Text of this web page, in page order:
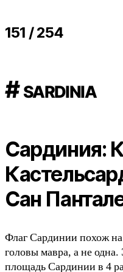
151 / 254
# sardinia
Сардиния:
Сан
Флаг Сардинии похож
головы мавра, а не
площадь Сардинии в 4